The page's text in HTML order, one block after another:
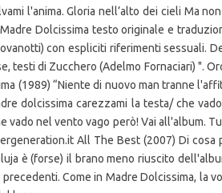
l'anima. Gloria nell’alto dei cieli Ma
Dolcissima testo originale e
con espliciti riferimenti sessuali.
testi di Zucchero (Adelmo Fornaciari) ".
(1989) “Niente di nuovo man tranne
dolcissima carezzami la testa/ che
vado nel vento vago però! Vai all'album.
All The Best (2007) Di cosa
è (forse) il brano meno riuscito
Come in Madre Dolcissima, la